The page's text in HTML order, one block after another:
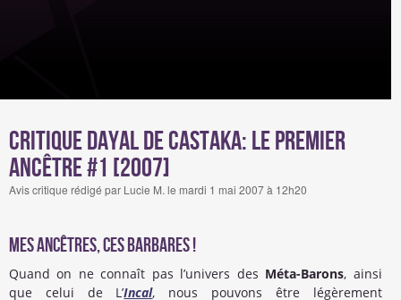
Critique Dayal de Castaka: Le Premier
Ancêtre #1 [2007]
Avis critique rédigé par Lucie M. le mardi 1 mai 2007 à 12h20
Mes ancêtres, ces barbares !
Quand on ne connaît pas l’univers des Méta-Barons, ainsi
que celui de L’Incal, nous pouvons être légèrement